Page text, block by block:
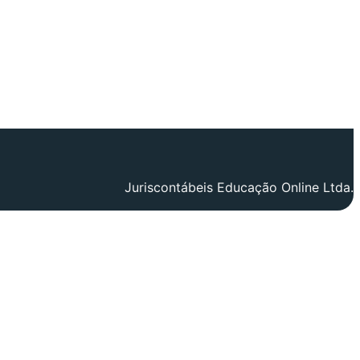
Juriscontábeis Educação Online Ltda.